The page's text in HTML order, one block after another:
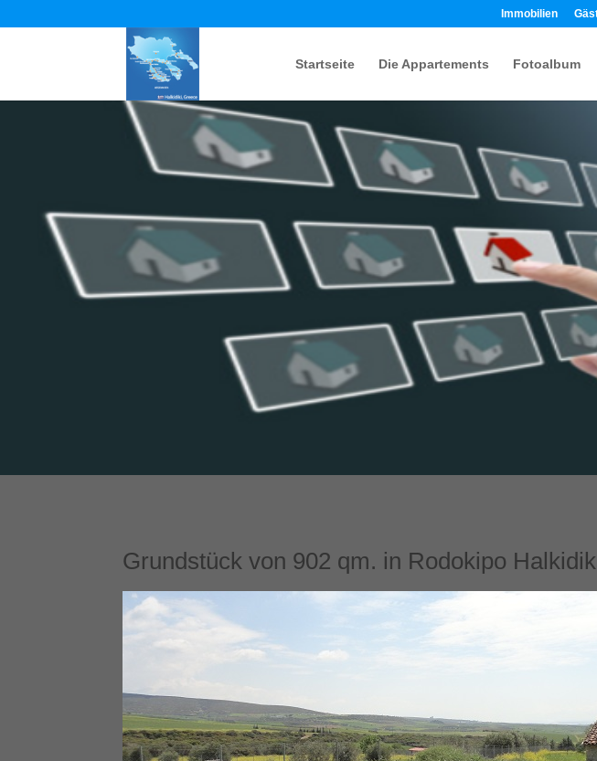
Immobilien
Startseite Die Appartements Fotoalbum
Grundstück von 902 qm. in Rodokipo